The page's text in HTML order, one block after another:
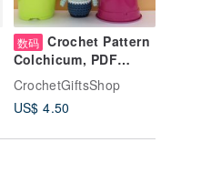
数码 Crochet Pattern
Colchicum, PDF
Digital Download, DIY
Amigurumi Flower
pattern
CrochetGiftsShop
US$ 4.50